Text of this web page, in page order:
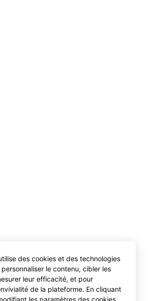
des cookies et des technologies
le contenu, cibler les
leur efficacité, et pour
de la plateforme. En cliquant
les paramètres des cookies,